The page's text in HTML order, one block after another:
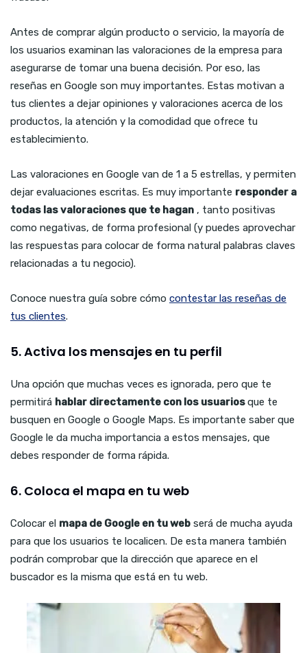
Antes de comprar algún producto o servicio, la mayoría de
los usuarios examinan las valoraciones de la empresa para
asegurarse de tomar una buena decisión. Por eso, las
reseñas en Google son muy importantes. Estas motivan a
tus clientes a dejar opiniones y valoraciones acerca de los
productos, la atención y la comodidad que ofrece tu
establecimiento.
Las valoraciones en Google van de 1 a 5 estrellas, y permiten
dejar evaluaciones escritas. Es muy importante responder a
todas las valoraciones que te hagan , tanto positivas
como negativas, de forma profesional (y puedes aprovechar
las respuestas para colocar de forma natural palabras claves
relacionadas a tu negocio).
Conoce nuestra guía sobre cómo contestar las reseñas de
tus clientes.
5. Activa los mensajes en tu perfil
Una opción que muchas veces es ignorada, pero que te
permitirá hablar directamente con los usuariosque te
busquen en Google o Google Maps. Es importante saber que
Google le da mucha importancia a estos mensajes, que
debes responder de forma rápida.
6. Coloca el mapa en tu web
Colocar el mapa de Google en tu web será de mucha ayuda
para que los usuarios te localicen. De esta manera también
podrán comprobar que la dirección que aparece en el
buscador es la misma que está en tu web.